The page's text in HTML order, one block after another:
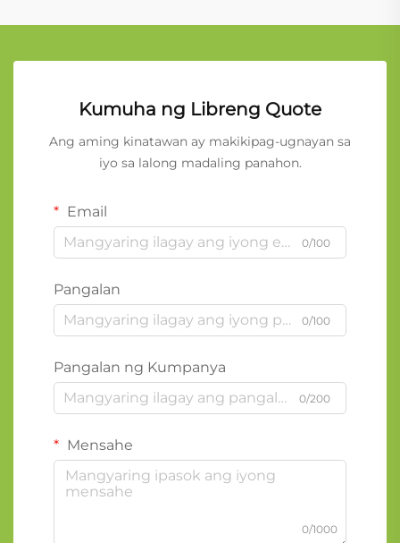
Kumuha ng Libreng Quote
Ang aming kinatawan ay makikipag-ugnayan sa
iyo sa lalong madaling panahon.
Email
0/100
Pangalan
0/100
Pangalan ng Kumpanya
0/200
Mensahe
0/1000